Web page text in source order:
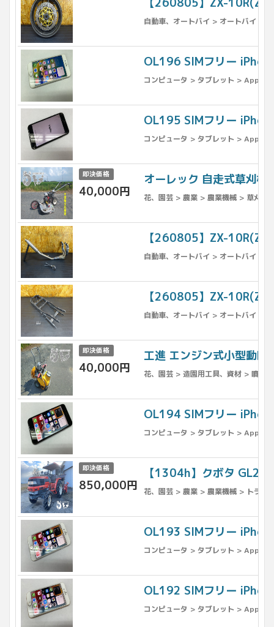
自動車、オートバイ > オートバイ >
OL196 SIMフリー
コンピュータ > タブレット > Apple
OL195 SIMフリー
コンピュータ > タブレット > Apple
即決価格
40,000円
オーレック 自走式草刈
花、園芸 > 農業 > 農業機械 > 草刈機
【260805】ZX-
自動車、オートバイ > オートバイ >
【260805】ZX-
自動車、オートバイ > オートバイ >
即決価格
40,000円
工進 エンジン式小型動
花、園芸 > 造園用工具、資材 > 噴霧器
OL194 SIMフリー
コンピュータ > タブレット > Apple
即決価格
850,000円
【1304h】クボタ
花、園芸 > 農業 > 農業機械 > トラク
OL193 SIMフリー
コンピュータ > タブレット > Apple
OL192 SIMフリー
コンピュータ > タブレット > Apple